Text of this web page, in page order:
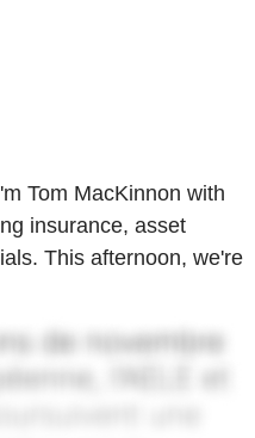
Tom MacKinnon with
insurance, asset
This afternoon, we're